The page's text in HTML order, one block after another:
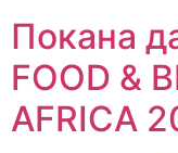
Покана
FOOD &
AFRICA